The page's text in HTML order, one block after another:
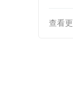
查看